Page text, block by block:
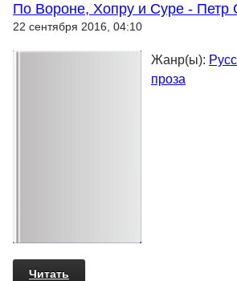
По Вороне, Хопру и Суре - Петр
22 сентября 2016, 04:10
Жанр(ы):
проза
Читать